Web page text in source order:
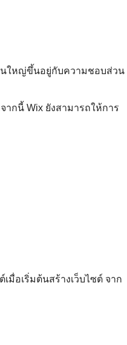
วนใหญ่ขึ้นอยู่กับความชอบส่วน
กนี้ Wix ยังสามารถให้การ
มื่อเริ่มต้นสร้างเว็บไซต์ จาก